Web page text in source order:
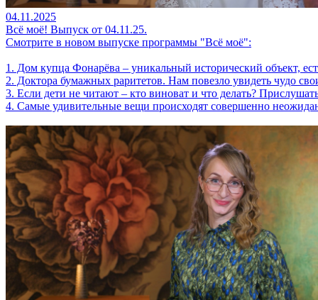
04.11.2025
Всё моё! Выпуск от 04.11.25.
Смотрите в новом выпуске программы "Всё моё":
1. Дом купца Фонарёва – уникальный исторический объект,
2. Доктора бумажных раритетов. Нам повезло увидеть чудо
3. Если дети не читают – кто виноват и что делать?
4. Самые удивительные вещи происходят совершенно